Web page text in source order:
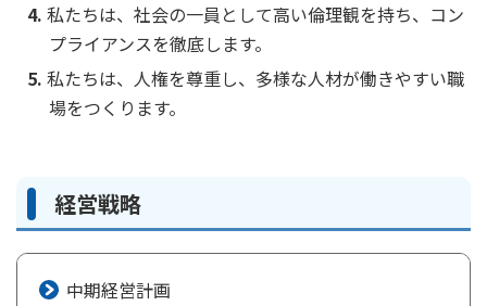
私たちは、社会の一員として高い倫理観を持ち、コン
プライアンスを徹底します。
私たちは、人権を尊重し、多様な人材が働きやすい職
場をつくります。
経営戦略
中期経営計画